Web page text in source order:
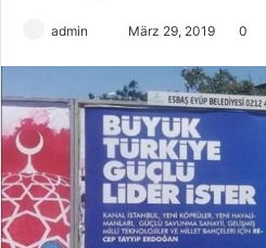
admin
d
e
u
n
s
e
März 29, 2019 0